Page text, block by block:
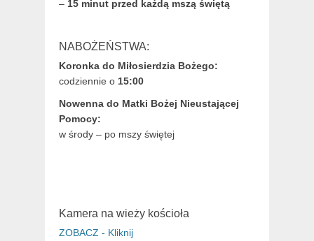
– 15 minut przed każdą mszą świętą
NABOŻEŃSTWA:
Koronka do Miłosierdzia Bożego:
codziennie o 15:00
Nowenna do Matki Bożej Nieustającej
Pomocy:
w środy – po mszy świętej
Kamera na wieży kościoła
ZOBACZ - Kliknij